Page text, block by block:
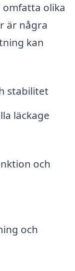
omfatta olika
är några
kan
stabilitet
läckage
och
och